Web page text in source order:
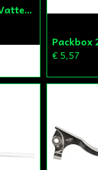
Packbox 8x18x5 Vattenpump Aprilia/Derbi/Gilera (original)
€ 5,57